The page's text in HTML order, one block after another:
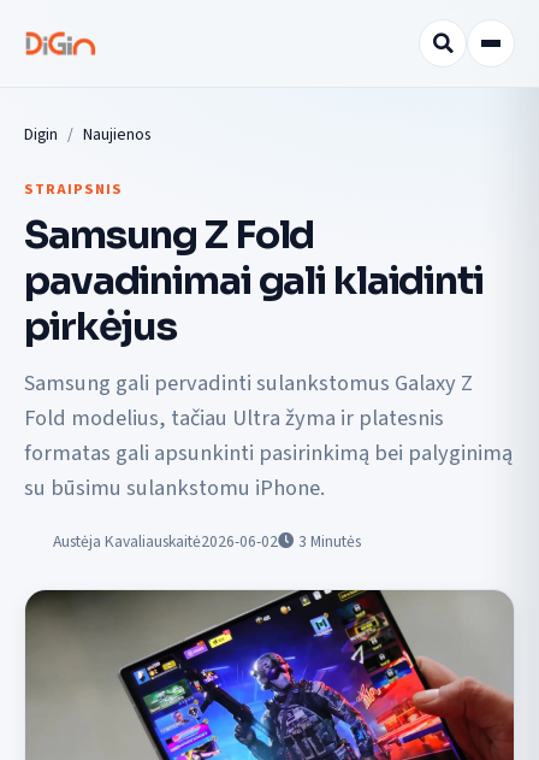
Digin Naujienos
STRAIPSNIS
Samsung Z Fold
pavadinimai gali klaidinti
pirkėjus
Samsung gali pervadinti sulankstomus Galaxy Z
Fold modelius, tačiau Ultra žyma ir platesnis
formatas gali apsunkinti pasirinkimą bei palyginimą
su būsimu sulankstomu iPhone.
Austėja Kavaliauskaitė2026-06-02 3 Minutės